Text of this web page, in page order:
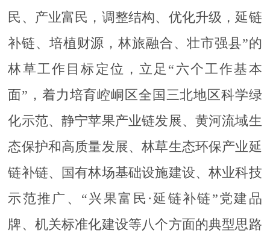
民、产业富民，调整结构、优化升级，延链
补链、培植财源，林旅融合、壮市强县”的
林草工作目标定位，立足“六个工作基本
面”，着力培育崆峒区全国三北地区科学绿
化示范、静宁苹果产业链发展、黄河流域生
态保护和高质量发展、林草生态环保产业延
链补链、国有林场基础设施建设、林业科技
示范推广、“兴果富民·延链补链”党建品
牌、机关标准化建设等八个方面的典型思路